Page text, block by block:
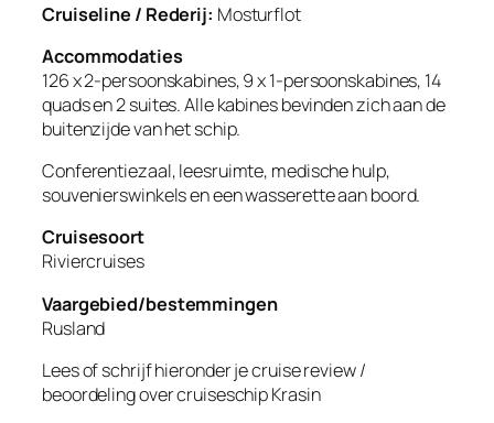
Cruiseline / Rederij: Mosturflot
Accommodaties
126 x 2-persoonskabines, 9 x 1-persoonskabines, 14
quads en 2 suites. Alle kabines bevinden zich aan de
buitenzijde van het schip.
Conferentiezaal, leesruimte, medische hulp,
souvenierswinkels en een wasserette aan boord.
Cruisesoort
Riviercruises
Vaargebied/bestemmingen
Rusland
Lees of schrijf hieronder je cruise review /
beoordeling over cruiseschipKrasin